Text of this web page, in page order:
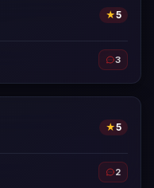
★5
3
★5
2